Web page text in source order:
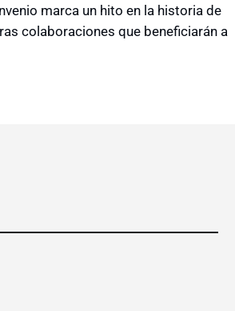
marca un hito en la historia de
colaboraciones que beneficiarán a